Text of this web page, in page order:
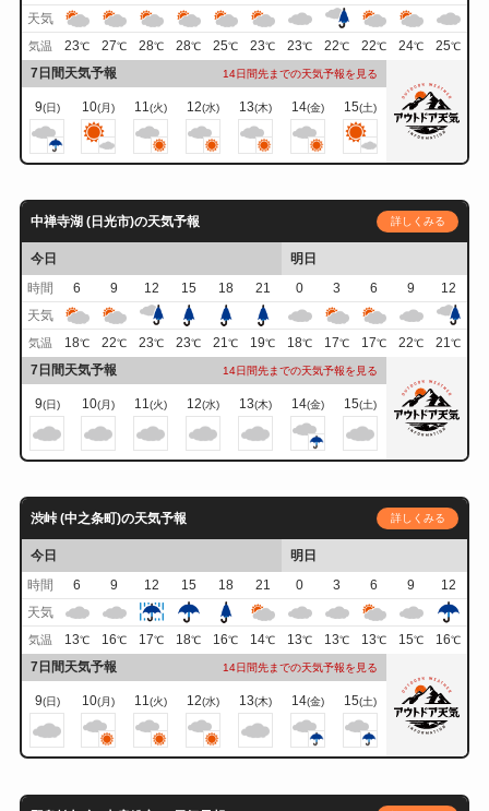
天気
気温 23℃ 27℃ 28℃ 28℃ 25℃ 23℃ 23℃ 22℃ 22℃ 24℃ 25℃
7日間天気予報 14日間先までの天気予報を見る
9(日) 10(月) 11(火) 12(水) 13(木) 14(金) 15(土)
中禅寺湖 (日光市)の天気予報 詳しくみる
今日
明日
時間
6 9 12 15 18 21 0 3 6 9
12
天気
気温 18℃ 22℃ 23℃ 23℃ 21℃ 19℃ 18℃ 17℃ 17℃ 22℃ 21℃
7日間天気予報 14日間先までの天気予報を見る
9(日) 10(月) 11(火) 12(水) 13(木) 14(金) 15(土)
渋峠 (中之条町)の天気予報 詳しくみる
今日
明日
時間
6 9 12 15 18 21 0 3 6 9
12
天気
気温 13℃ 16℃ 17℃ 18℃ 16℃ 14℃ 13℃ 13℃ 13℃ 15℃ 16℃
7日間天気予報 14日間先までの天気予報を見る
9(日) 10(月) 11(火) 12(水) 13(木) 14(金) 15(土)